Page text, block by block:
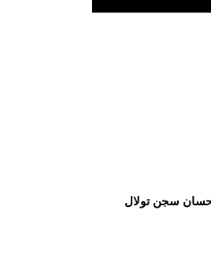
سجن تولال